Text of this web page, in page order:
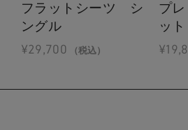
フラットシーツ シ
ングル
¥29,700 （税込）
プ
ット
¥